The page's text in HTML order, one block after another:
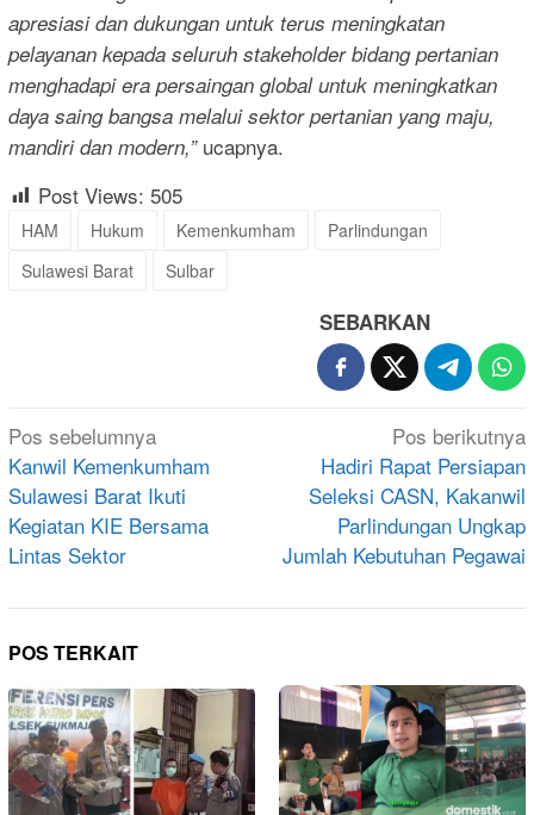
apresiasi dan dukungan untuk terus meningkatan
pelayanan kepada seluruh stakeholder bidang pertanian
menghadapi era persaingan global untuk meningkatkan
daya saing bangsa melalui sektor pertanian yang maju,
mandiri dan modern,”ucapnya.
Post Views: 505
HAM Hukum Kemenkumham
Parlindungan
Sulawesi Barat
Sulbar
SEBARKAN
Navigasi
pos
Pos sebelumnya
Kanwil Kemenkumham
Sulawesi Barat Ikuti
Kegiatan KIE Bersama
Lintas Sektor
Pos berikutnya
Hadiri Rapat Persiapan
Seleksi CASN, Kakanwil
Parlindungan Ungkap
Jumlah Kebutuhan Pegawai
POS TERKAIT